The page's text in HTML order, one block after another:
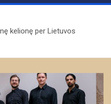
kelionę per Lietuvos